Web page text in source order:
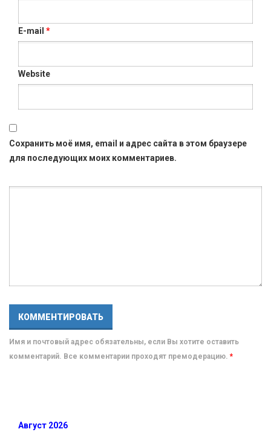
E-mail *
Website
Сохранить моё имя, email и адрес сайта в этом браузере
для последующих моих комментариев.
Имя и почтовый адрес обязательны, если Вы хотите оставить
комментарий. Все комментарии проходят премодерацию. *
Август 2026